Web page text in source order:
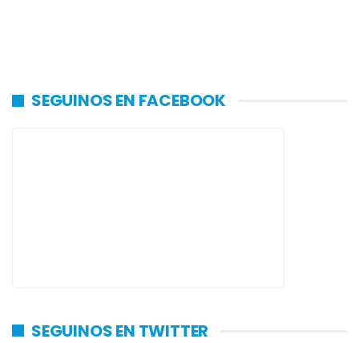
SEGUINOS EN FACEBOOK
SEGUINOS EN TWITTER